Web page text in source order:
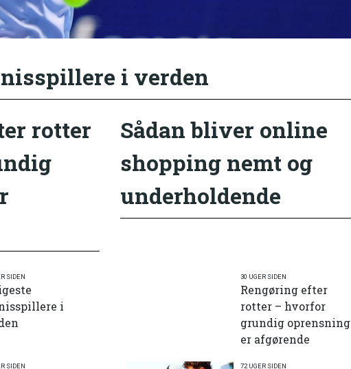
i verden
rotter
Sådan bliver online
shopping nemt og
underholdende
SIDEN
i
30 UGER SIDEN
Rengøring efter
rotter – hvorfor
grundig oprensning
er afgørende
SIDEN 72 UGER SIDEN